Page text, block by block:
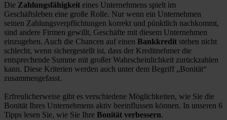
Die Zahlungsfähigkeit eines Unternehmens spielt im
Geschäftsleben eine große Rolle. Nur wenn ein Unternehmen
seinen Zahlungsverpflichtungen korrekt und pünktlich nachkommt,
sind andere Firmen gewillt, Geschäfte mit diesem Unternehmen
einzugehen. Auch die Chancen auf einen Bankkredit stehen nicht
schlecht, wenn sichergestellt ist, dass der Kreditnehmer die
entsprechende Summe mit großer Wahrscheinlichkeit zurückzahlen
kann. Diese Kriterien werden auch unter dem Begriff „Bonität“
zusammengefasst.
Erfreulicherweise gibt es verschiedene Möglichkeiten, wie Sie die
Bonität Ihres Unternehmens aktiv beeinflussen können. In unseren 6
Tipps lesen Sie, wie Sie Ihre Bonität verbessern.